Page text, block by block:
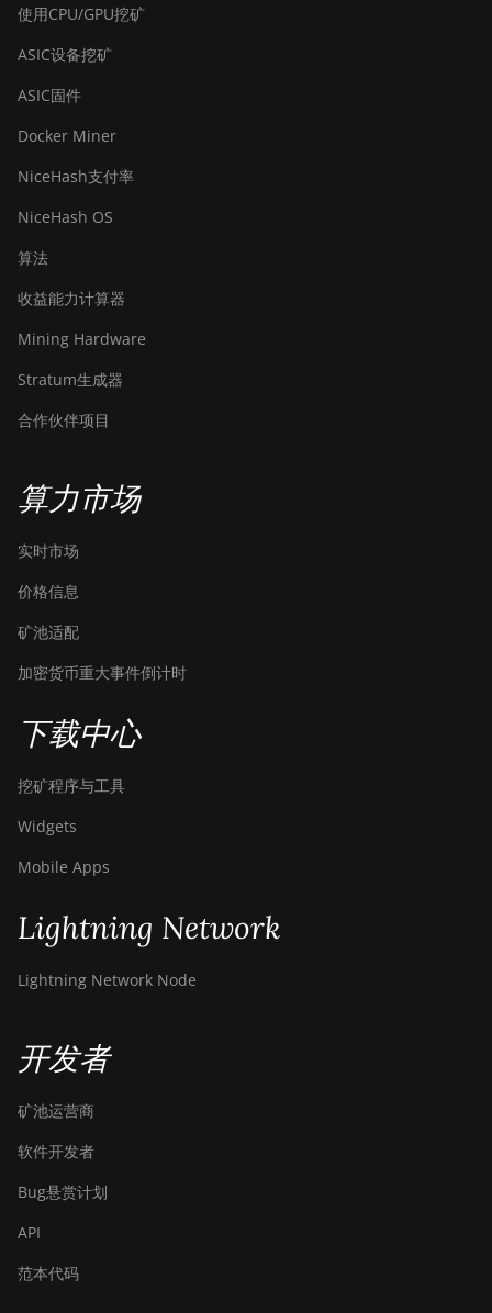
使用CPU/GPU挖矿
ASIC设备挖矿
ASIC固件
Docker Miner
NiceHash支付率
NiceHash OS
算法
收益能力计算器
Mining Hardware
Stratum生成器
合作伙伴项目
算力市场
实时市场
价格信息
矿池适配
加密货币重大事件倒计时
下载中心
挖矿程序与工具
Widgets
Mobile Apps
Lightning Network
Lightning Network Node
开发者
矿池运营商
软件开发者
Bug悬赏计划
API
范本代码